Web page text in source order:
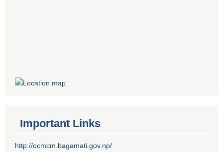
Important Links
http://ocmcm.bagamati.gov.np/